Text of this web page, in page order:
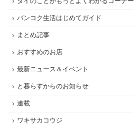
バンコク生活はじめてガイド
まとめ記事
おすすめのお店
最新ニュース＆イベント
と暮らすからのお知らせ
連載
ワキサカコウジ